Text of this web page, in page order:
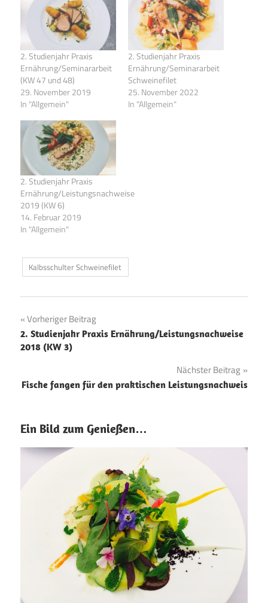
2. Studienjahr Praxis
Ernährung/Seminararbeit
(KW 47 und 48)
29. November 2019
In "Allgemein"
2. Studienjahr Praxis
Ernährung/Seminararbeit
Schweinefilet
25. November 2022
In "Allgemein"
2. Studienjahr Praxis
Ernährung/Leistungsnachweise
2019 (KW 6)
14. Februar 2019
In "Allgemein"
Kalbsschulter Schweinefilet
Beitragsnavigation
Vorheriger Beitrag
2. Studienjahr Praxis Ernährung/Leistungsnachweise
2018 (KW 3)
Nächster Beitrag
Fische fangen für den praktischen Leistungsnachweis
Ein Bild zum Genießen…